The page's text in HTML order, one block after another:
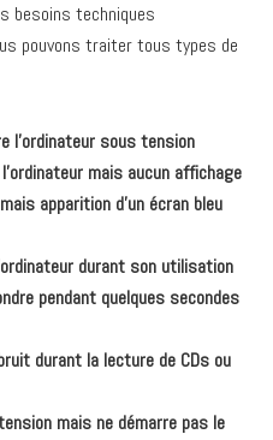
besoins techniques
pouvons traiter tous types de
l’ordinateur sous tension
mais aucun affichage
apparition d’un écran bleu
durant son utilisation
pendant quelques secondes
durant la lecture de CDs ou
mais ne démarre pas le